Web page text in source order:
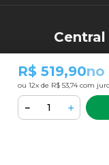
R$ 519,90no
ou 12x de R$ 53,74 com
＋
－